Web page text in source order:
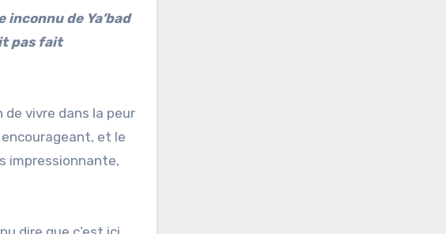
de Ya’bad
pas fait
vivre dans la peur
et le
impressionnante,